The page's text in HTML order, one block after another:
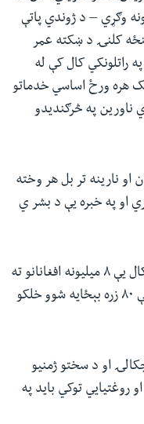
نژدې نیمايي نفوس – ۱۸ میلیونه وګړي – د ژوندي پاتې
پنځه کلنۍ د ښکته عمر
راتلونکي کال کې له
هره ورځ اساسي خدماتو
ناورین په څرګندیدو
نارینه تر بل هر وخته
او په خبره یې د بشر ي
د ملګرو ملتونو سرمنشي ویلي چې روان کال یې ۸ میلیونه افغانانو ته
مرستې رسولي او په تیرو پنځلسو ورځو کې ۸۰ زره بېځایه شوو خلکو
او د سختو ژمنیو
روغتیایي توکي باید په